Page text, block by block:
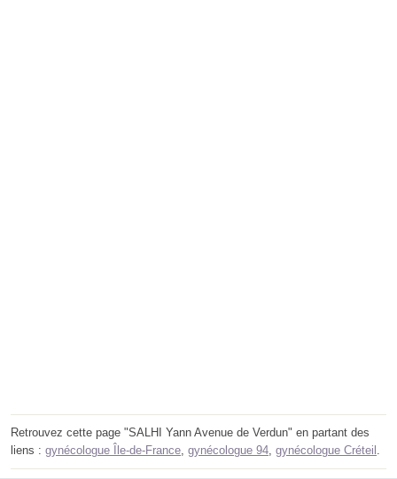
Retrouvez cette page "SALHI Yann Avenue de Verdun" en partant des
liens : gynécologue Île-de-France gynécologue 94 gynécologue Créteil